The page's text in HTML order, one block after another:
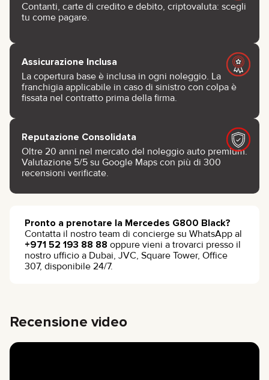
Contanti, carte di credito e debito, criptovaluta: scegli
tu come pagare.
Assicurazione Inclusa
La copertura base è inclusa in ogni noleggio. La
franchigia applicabile in caso di sinistro con colpa è
fissata nel contratto prima della firma.
Reputazione Consolidata
Oltre 20 anni nel mercato del noleggio auto premium.
Valutazione 5/5 su Google Maps con più di 300
recensioni verificate.
Pronto a prenotare la Mercedes G800 Black?
Contatta il nostro team di concierge su WhatsApp al
+971 52 193 88 88 oppure vieni a trovarci presso il
nostro ufficio a Dubai, JVC, Square Tower, Office
307, disponibile 24/7.
Recensione video